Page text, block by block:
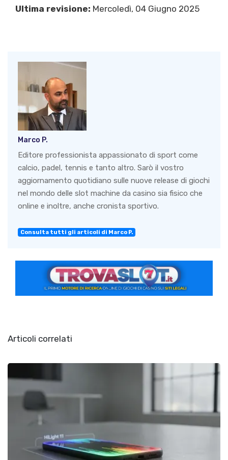
Ultima revisione: Mercoledì, 04 Giugno 2025
Marco P.
Editore professionista appassionato di sport come
calcio, padel, tennis e tanto altro. Sarò il vostro
aggiornamento quotidiano sulle nuove release di giochi
nel mondo delle slot machine da casino sia fisico che
online e inoltre, anche cronista sportivo.
Consulta tutti gli articoli di Marco P.
Articoli correlati